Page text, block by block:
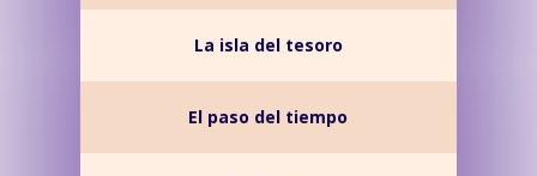
La isla del tesoro
El paso del tiempo